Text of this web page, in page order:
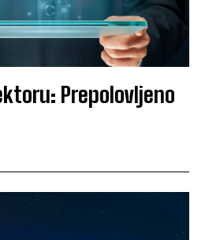
Prepolovljeno